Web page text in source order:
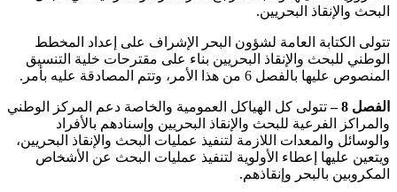
البحث والإنقاذ البحريين.
تتولى الكتابة العامة لشؤون البحر الإشراف على إعداد المخطط
الوطني للبحث والإنقاذ البحريين بناء على مقترحات خلية التنسيق
المنصوص عليها بالفصل 6 من هذا الأمر، وتتم المصادقة عليه بأمر.
الفصل 8 –
تتولى كل الهياكل العمومية والخاصة دعم المركز الوطني
والمراكز الفرعية للبحث والإنقاذ البحريين وإسنادهم بالأفراد
والوسائل والمعدات اللازمة لتنفيذ عمليات البحث والإنقاذ البحريين،
ويتعين عليها إعطاء الأولوية لتنفيذ عمليات البحث عن الأشخاص
المكروبين بالبحر وإنقاذهم.